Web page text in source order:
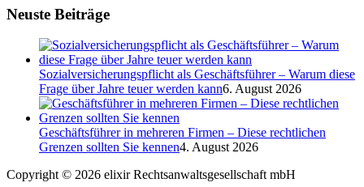
Neuste Beiträge
Sozialversicherungspflicht als Geschäftsführer – Warum diese
Frage über Jahre teuer werden kann6. August 2026
Geschäftsführer in mehreren Firmen – Diese rechtlichen
Grenzen sollten Sie kennen4. August 2026
Copyright © 2026 elixir Rechtsanwaltsgesellschaft mbH